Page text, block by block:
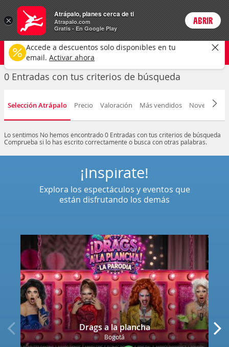
Entradas Login
Cualquier tipo Cualquier fecha CAMBIAR
0 Entradas con tus criterios de búsqueda
Selección Atrápalo Precio Valoración Más vendidos Novedad
Lo sentimos No hemos encontrado 0 Entradas con tus criterios de búsqueda
Comprueba si lo has escrito correctamente o busca con otras palabras.
Drags a la plancha
Bogotá
¡Inspírate!
Explora los espectáculos y eventos que
están disfrutando los demás
×
Atrápalo, planes cerca de ti
Atrapalo.com
Gratis - En Google Play
ABRIR
Accede a descuentos solo disponibles en tu
email. Activar ahora